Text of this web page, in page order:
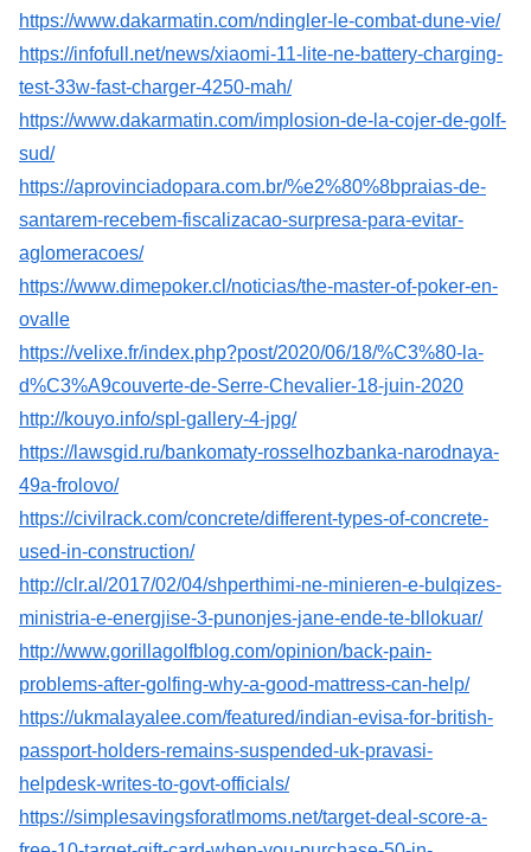
https://www.dakarmatin.com/ndingler-le-combat-dune-vie/
https://infofull.net/news/xiaomi-11-lite-ne-battery-charging-
test-33w-fast-charger-4250-mah/
https://www.dakarmatin.com/implosion-de-la-cojer-de-golf-
sud/
https://aprovinciadopara.com.br/%e2%80%8bpraias-de-
santarem-recebem-fiscalizacao-surpresa-para-evitar-
aglomeracoes/
https://www.dimepoker.cl/noticias/the-master-of-poker-en-
ovalle
https://velixe.fr/index.php?post/2020/06/18/%C3%80-la-
d%C3%A9couverte-de-Serre-Chevalier-18-juin-2020
http://kouyo.info/spl-gallery-4-jpg/
https://lawsgid.ru/bankomaty-rosselhozbanka-narodnaya-
49a-frolovo/
https://civilrack.com/concrete/different-types-of-concrete-
used-in-construction/
http://clr.al/2017/02/04/shperthimi-ne-minieren-e-bulqizes-
ministria-e-energjise-3-punonjes-jane-ende-te-bllokuar/
http://www.gorillagolfblog.com/opinion/back-pain-
problems-after-golfing-why-a-good-mattress-can-help/
https://ukmalayalee.com/featured/indian-evisa-for-british-
passport-holders-remains-suspended-uk-pravasi-
helpdesk-writes-to-govt-officials/
https://simplesavingsforatlmoms.net/target-deal-score-a-